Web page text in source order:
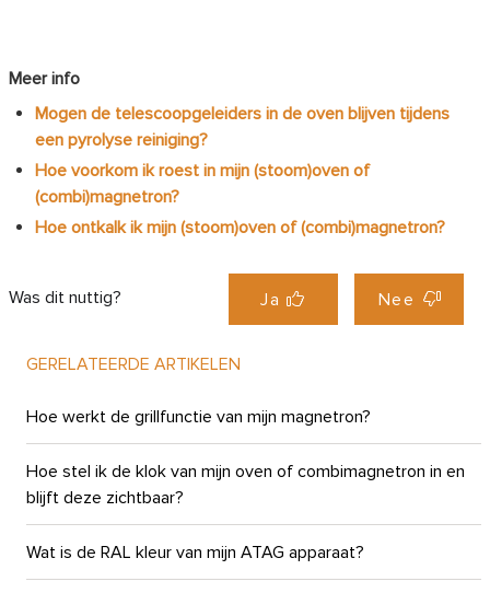
Meer info
Mogen de telescoopgeleiders in de oven blijven tijdens
een pyrolyse reiniging?
Hoe voorkom ik roest in mijn (stoom)oven of
(combi)magnetron?
Hoe ontkalk ik mijn (stoom)oven of (combi)magnetron?
Was dit nuttig? Ja Nee
GERELATEERDE ARTIKELEN
Hoe werkt de grillfunctie van mijn magnetron?
Hoe stel ik de klok van mijn oven of combimagnetron in en
blijft deze zichtbaar?
Wat is de RAL kleur van mijn ATAG apparaat?